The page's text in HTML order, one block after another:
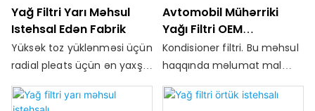
Yağ Filtri Yarı Məhsul
Istehsal Edən Fabrik
Yüksək toz yüklənməsi üçün
radial pleats üçün ən yaxşı
keyfiyyətli yağ filtri olan
fabrik, media və tel olan
Avtomobil Mühərriki
Yağı Filtri OEM
2751800009
Kondisioner filtri. Bu məhsul
haqqında məlumat mal
satmağa kömək edə bilər,
çünki istehlakçıya alış-veriş